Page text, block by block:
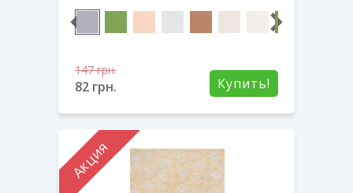
Купить!
147грн.
82 грн.
Акция